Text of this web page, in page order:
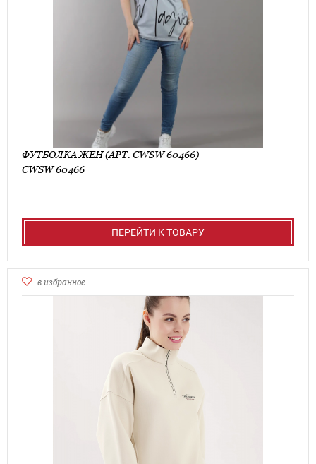
ФУТБОЛКА ЖЕН (АРТ. CWSW 60466)
CWSW 60466
ПЕРЕЙТИ К ТОВАРУ
в избранное